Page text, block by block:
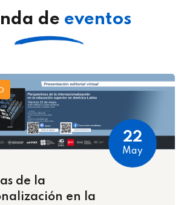
de eventos
22
May
de la
en la